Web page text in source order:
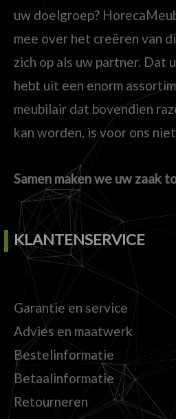
uw doelgroep?
mee over het creëren van
zich op als uw partner. Dat
hebt uit een enorm
meubilair dat bovendien
kan worden, is voor ons
Samen maken we uw zaak
KLANTENSERVICE
Garantie en service
Advies en maatwerk
Bestelinformatie
Betaalinformatie
Retourneren